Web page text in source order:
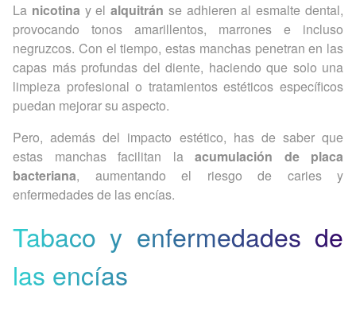
La nicotina y elalquitrán se adhieren al esmalte dental,
provocando tonos amarillentos, marrones e incluso
negruzcos. Con el tiempo, estas manchas penetran en las
capas más profundas del diente, haciendo que solo una
limpieza profesional o tratamientos estéticos específicos
puedan mejorar su aspecto.
Pero, además del impacto estético, has de saber que
estas manchas facilitan la acumulación de placa
bacteriana, aumentando el riesgo de caries y
enfermedades de las encías.
Tabaco y enfermedades de
las encías